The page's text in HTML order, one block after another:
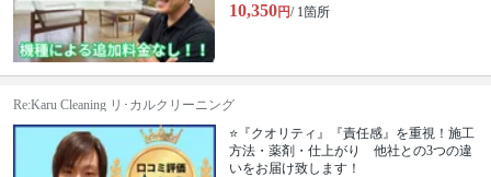
10,350円/ 1箇所
Re:Karu Cleaning リ･カルクリーニング
⭐『クオリティ』『責任感』を重視！施工
方法・薬剤・仕上がり 他社との3つの違
いをお届け致します！